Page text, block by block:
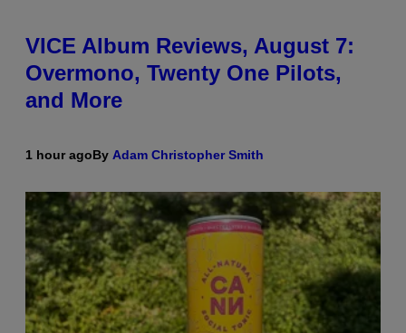
VICE Album Reviews, August 7:
Overmono, Twenty One Pilots,
and More
1 hour agoBy Adam Christopher Smith